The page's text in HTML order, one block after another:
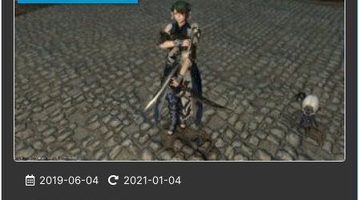
2019-06-04 2021-01-04